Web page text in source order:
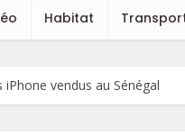
Habitat
vendus au Sénégal